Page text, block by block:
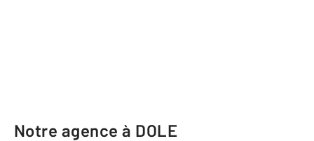
Notre agence à DOLE